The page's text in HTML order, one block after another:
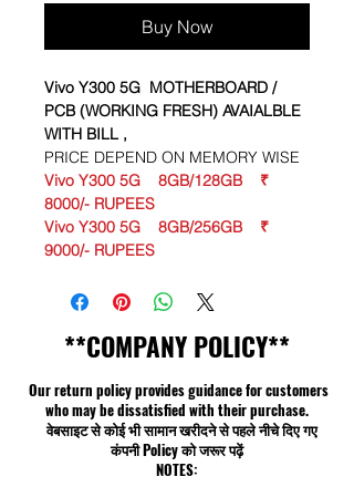
Buy Now
Vivo Y300 5G MOTHERBOARD /
PCB (WORKING FRESH) AVAIALBLE
WITH BILL ,
PRICE DEPEND ON MEMORY WISE
Vivo Y300 5G 8GB/128GB ₹
8000/- RUPEES
Vivo Y300 5G 8GB/256GB ₹
9000/- RUPEES
**COMPANY POLICY**
Our return policy provides guidance for customers
who may be dissatisfied with their purchase.
वेबसाइट से कोई भी सामान खरीदने से पहले नीचे दिए गए
कंपनी Policy को जरूर पढ़ें
NOTES: